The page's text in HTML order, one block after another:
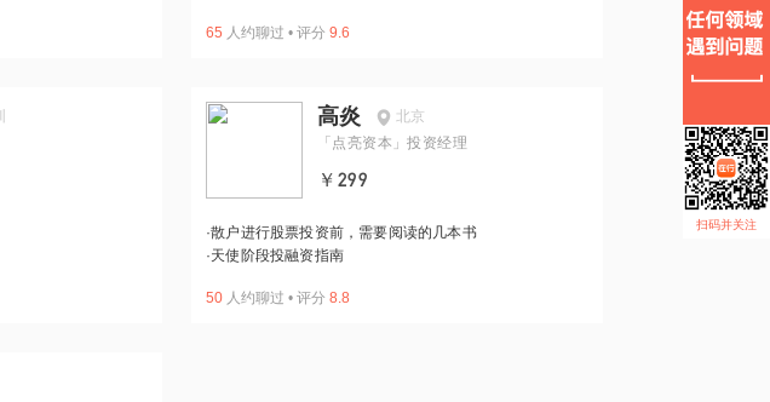
65 人约聊过 • 评分 9.6
高炎
北京
「点亮资本」投资经理
￥299
·散户进行股票投资前，需要阅读的几本书
·天使阶段投融资指南
50 人约聊过 • 评分 8.8
扫码并关注